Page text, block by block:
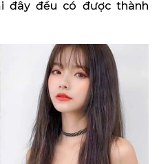
đây đều có được thành